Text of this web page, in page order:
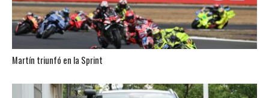
Martín triunfó en la Sprint